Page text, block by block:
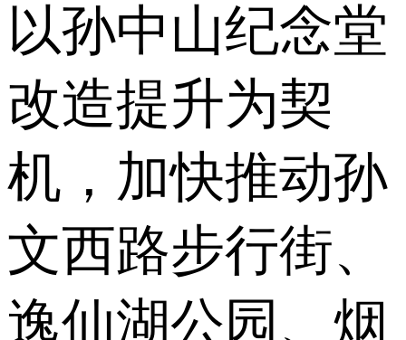
以孙中山纪念堂
改造提升为契
机，加快推动孙
文西路步行街、
逸仙湖公园、烟